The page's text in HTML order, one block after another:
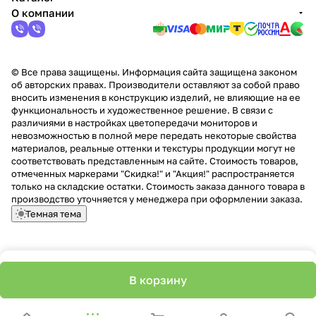
В корзину
О компании
© Все права защищены. Информация сайта защищена законом
об авторских правах. Производители оставляют за собой право
вносить изменения в конструкцию изделий, не влияющие на ее
функциональность и художественное решение. В связи с
различиями в настройках цветопередачи мониторов и
невозможностью в полной мере передать некоторые свойства
материалов, реальные оттенки и текстуры продукции могут не
соответствовать представленным на сайте. Стоимость товаров,
отмеченных маркерами "Скидка!" и "Акция!" распространяется
только на складские остатки. Стоимость заказа данного товара в
производство уточняется у менеджера при оформлении заказа.
Темная тема